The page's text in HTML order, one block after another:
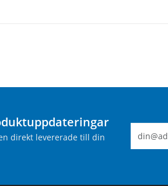
direkt levererade till din